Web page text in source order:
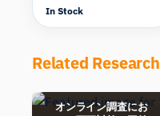
In Stock
Related Research
オンライン調査にお